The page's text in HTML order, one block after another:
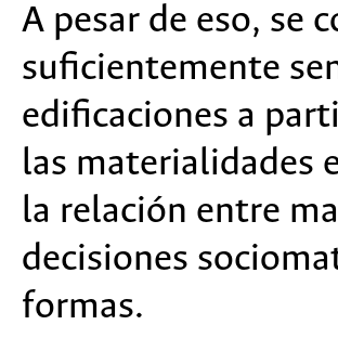
A pesar de eso, se
suficientemente
edificaciones a
las materialidades
la relación entre
decisiones
formas.